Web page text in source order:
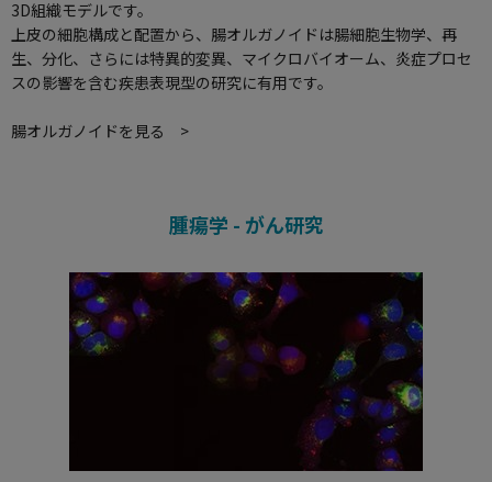
3D組織モデルです。
上皮の細胞構成と配置から、腸オルガノイドは腸細胞生物学、再
生、分化、さらには特異的変異、マイクロバイオーム、炎症プロセ
スの影響を含む疾患表現型の研究に有用です。
腸オルガノイドを見る >
腫瘍学 - がん研究